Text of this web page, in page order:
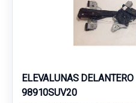
ELEVALUNAS
98910SUV20